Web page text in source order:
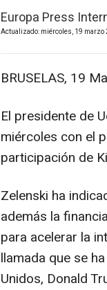
Europa Press
Actualizado: miércoles, 19 marzo
BRUSELAS, 19
El presidente de
miércoles con el
participación de
Zelenski ha
además la
para acelerar la
llamada que se
Unidos, Donald